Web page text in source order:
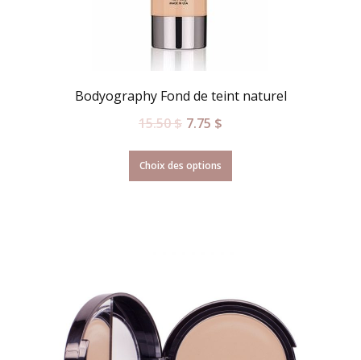
Bodyography Fond de teint naturel
15.50$ 7.75 $
Choix des options